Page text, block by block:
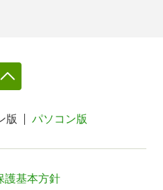
版 パソコン版
護基本方針